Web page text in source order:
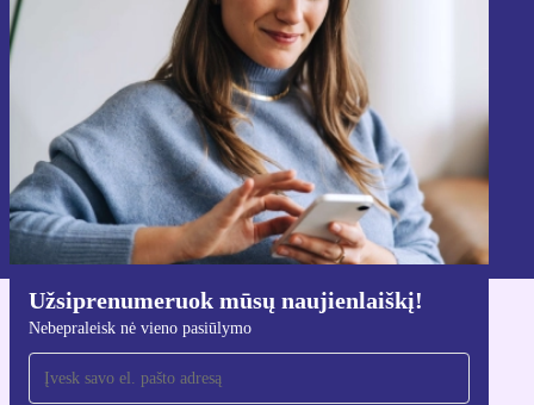
Užsiprenumeruok mūsų naujienlaiškį!
Nebepraleisk nė vieno pasiūlymo
Nebepraleisk nė vieno pasiūlymo.
Registruokitės
Informaciją apie asmens duomenų naudojimą rasi mūsų
Privatumo politikoje
Atsisiųsti refurbed programėlę
Skirta iOS ir Android